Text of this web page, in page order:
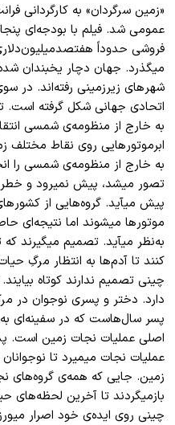
عمومی شد. فیلم با بودجهای
فروشی حدوداً هفتصدمیلیون
میگذرد. جهان دچار یخبندان
شهرهای زیرزمینی رفتهاند. در
اتحادی جهانی شکل گرفته است.
به خارج از منظومهی شمسی
ابرموتورهایی روی نقاط مختلف
به خارج از منظومهی شمسی را
تصور میشد، پیش نمیرود و خطر
پیش میآید. گروههایی از کشور
موتورها میشوند اما نتیجهای
بهنظر میآید. تصمیم میگیرند که
کنند تا آدمها به انتظار مرگِ
چینی تصمیم ندارند کوتاه
دارد. دختر و پسری نوجوان در
پسر سالهاست که در سفینهای
اصلی عملیات نجات زمین است.
عملیات نجات میمیرد تا
زمین. جایی که همهی گروههای
بازمیگردند تا آخرین لحظههای
چینی روی ایدهی خود اصرار